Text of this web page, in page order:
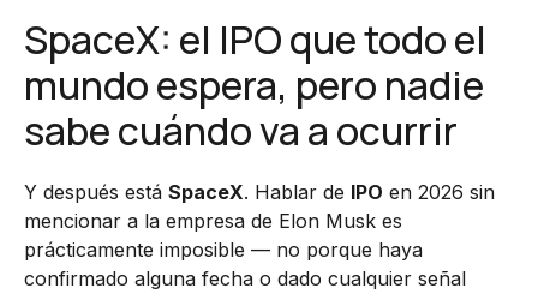
SpaceX: el IPO que todo el
mundo espera, pero nadie
sabe cuándo va a ocurrir
Y después está SpaceX. Hablar de IPO en 2026 sin
mencionar a la empresa de Elon Musk es
prácticamente imposible — no porque haya
confirmado alguna fecha o dado cualquier señal